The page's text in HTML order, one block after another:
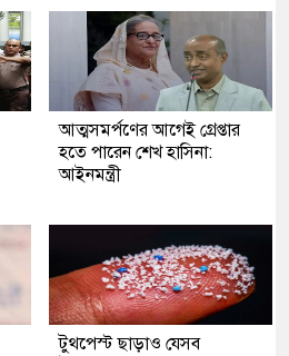
আত্মসমর্পণের আগেই গ্রেপ্তার
হতে পারেন শেখ হাসিনা:
আইনমন্ত্রী
টুথপেস্ট ছাড়াও যেসব